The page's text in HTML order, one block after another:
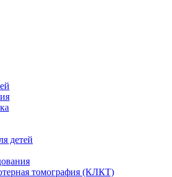
детей
томография (КЛКТ)